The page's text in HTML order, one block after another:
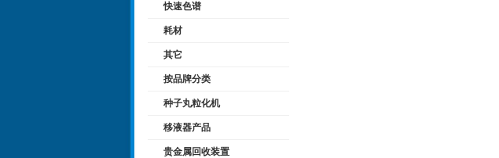
快速色谱
耗材
其它
按品牌分类
种子丸粒化机
移液器产品
贵金属回收装置